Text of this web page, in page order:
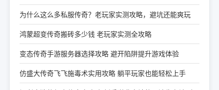
为什么这么多私服传奇？老玩家实测攻略，避坑还能爽玩
鸿蒙超变传奇搬砖多少钱 老玩家实测全攻略
变态传奇手游服务器选择攻略 避开陷阱提升游戏体验
仿盛大传奇飞飞施毒术实用攻略 躺平玩家也能轻松上手